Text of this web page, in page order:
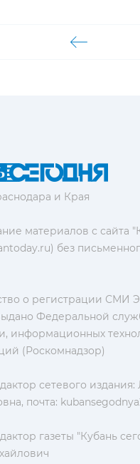
и Края
материалов с сайта
без
о регистрации СМИ
Федеральной
информационных
(Роскомнадзор)
сетевого
почта:
газеты "Кубань